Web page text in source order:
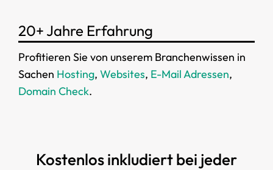
20+ Jahre Erfahrung
Profitieren Sie von unserem Branchenwissen in
Sachen Hosting, Websites, E-Mail Adressen,
Domain Check.
Kostenlos inkludiert bei jeder